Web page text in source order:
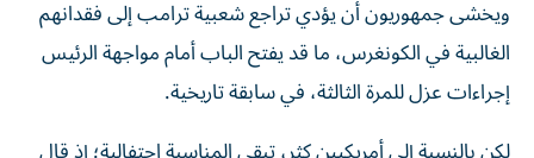
ويخشى جمهوريون أن يؤدي تراجع شعبية ترامب إلى فقدانهم
الغالبية في الكونغرس، ما قد يفتح الباب أمام مواجهة الرئيس
إجراءات عزل للمرة الثالثة، في سابقة تاريخية.